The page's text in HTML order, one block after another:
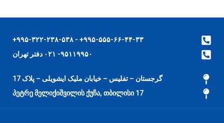
۹۹۵-۵۵۵-۶۶-۴۴-۳۳+ - ۹۹۵-۳۲۲-۲۳۸-۵۳۸+
۹۵۱۱۹۹۵۰- ۰۲۱ دفتر تهران
گرجستان – تفلیس – خیابان ملیک ایشویلی – پلاک 17
17 პეტრე მელიქიშვილის ქუჩა, თბილისი